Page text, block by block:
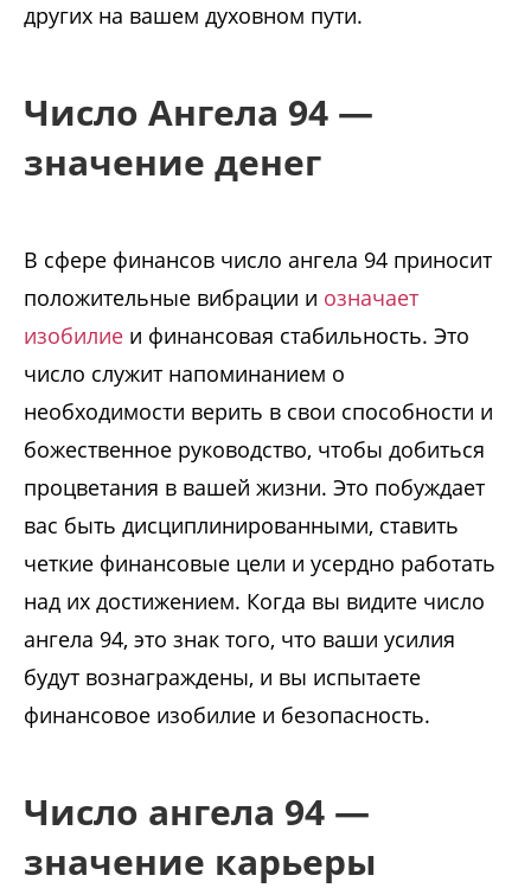
других на вашем духовном пути.
Число Ангела 94 —
значение денег
В сфере финансов число ангела 94 приносит
положительные вибрации и означает
изобилие и финансовая стабильность. Это
число служит напоминанием о
необходимости верить в свои способности и
божественное руководство, чтобы добиться
процветания в вашей жизни. Это побуждает
вас быть дисциплинированными, ставить
четкие финансовые цели и усердно работать
над их достижением. Когда вы видите число
ангела 94, это знак того, что ваши усилия
будут вознаграждены, и вы испытаете
финансовое изобилие и безопасность.
Число ангела 94 —
значение карьеры